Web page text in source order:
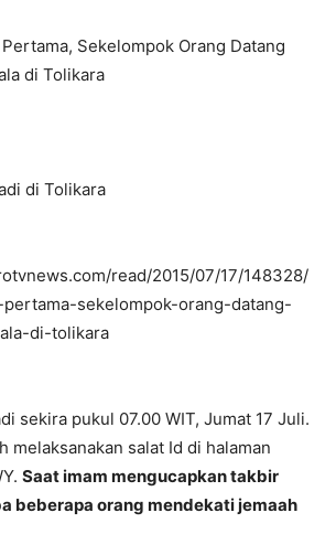
Sekelompok Orang Datang
di Tolikara
di Tolikara
read/2015/07/17/148328/
sekelompok-orang-datang-
di-tolikara
sekira pukul 07.00 WIT, Jumat 17 Juli.
melaksanakan salat Id di halaman
Saat imam mengucapkan takbir
beberapa orang mendekati jemaah